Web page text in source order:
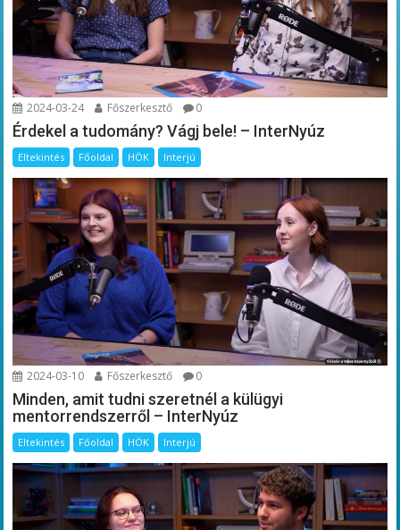
2024-03-24 Főszerkesztő 0
Érdekel a tudomány? Vágj bele! – InterNyúz
Eltekintés Főoldal HÖK Interjú
2024-03-10 Főszerkesztő 0
Minden, amit tudni szeretnél a külügyi
mentorrendszerről – InterNyúz
Eltekintés Főoldal HÖK Interjú